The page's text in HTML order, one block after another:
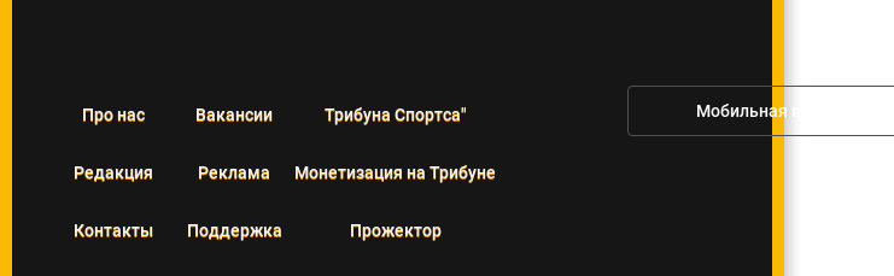
Про нас
Редакция
Контакты
Вакансии
Реклама
Поддержка
Трибуна Спортса"
Монетизация на Трибуне
Прожектор
Мобильная версия